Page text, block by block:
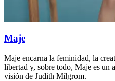
Maje
Maje encarna la feminidad, la
libertad y, sobre todo, Maje es un
visión de Judith Milgrom.